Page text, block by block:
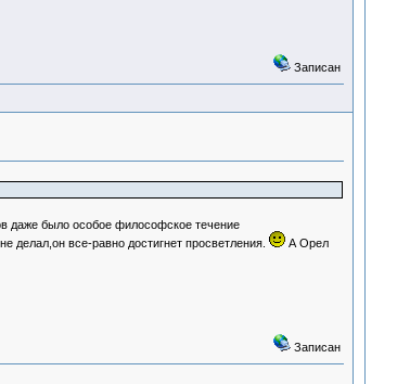
Записан
даже было особое философское течение
все-равно достигнет просветления.
А Орел
Записан